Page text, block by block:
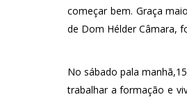
começar bem. Graça
de Dom Hélder Câmara,
No sábado pala
trabalhar a formação e